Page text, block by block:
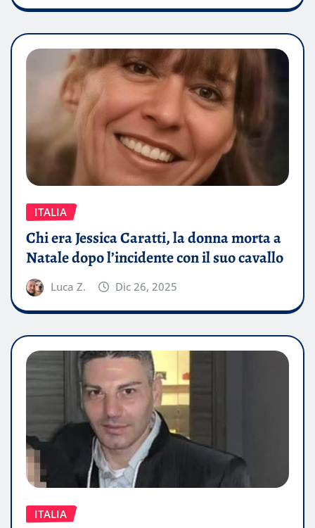
ITALIA
Chi era Jessica Caratti, la donna morta a
Natale dopo l’incidente con il suo cavallo
Luca Z. Dic 26, 2025
ITALIA